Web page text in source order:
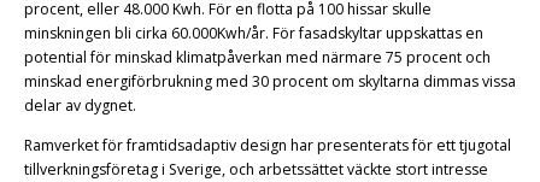
procent, eller 48.000 Kwh. För en flotta på 100 hissar skulle
minskningen bli cirka 60.000Kwh/år. För fasadskyltar uppskattas en
potential för minskad klimatpåverkan med närmare 75 procent och
minskad energiförbrukning med 30 procent om skyltarna dimmas vissa
delar av dygnet.
Ramverket för framtidsadaptiv design har presenterats för ett tjugotal
tillverkningsföretag i Sverige, och arbetssättet väckte stort intresse